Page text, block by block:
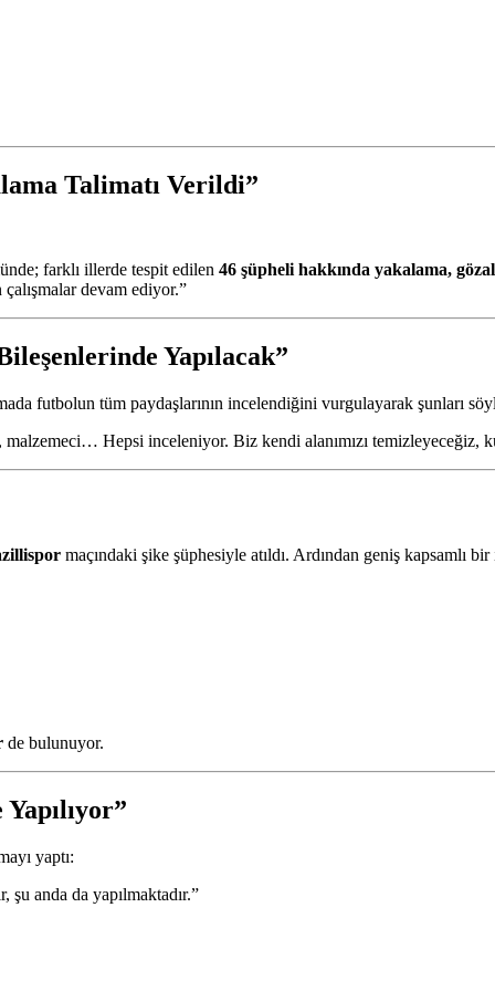
Talimatı Verildi”
farklı illerde tespit edilen 46 şüpheli hakkında yakalama,
devam ediyor.”
Yapılacak”
futbolun tüm paydaşlarının incelendiğini vurgulayarak şunları
Hepsi inceleniyor. Biz kendi alanımızı temizleyeceğiz,
maçındaki şike şüphesiyle atıldı. Ardından geniş kapsamlı bir
de bulunuyor.
yaptı:
anda da yapılmaktadır.”